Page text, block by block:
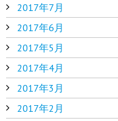
2017年7月
2017年6月
2017年5月
2017年4月
2017年3月
2017年2月